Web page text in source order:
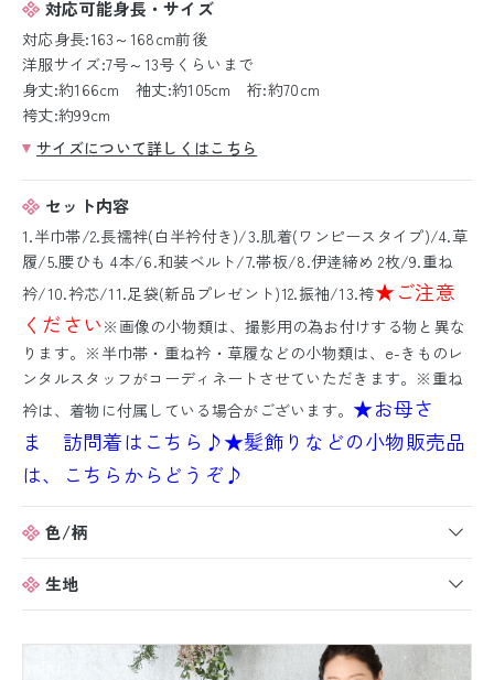
対応可能身長・サイズ
対応身長:163～168cm前後
洋服サイズ:7号～13号くらいまで
身丈:約166cm 袖丈:約105cm 裄:約70cm
袴丈:約99cm
サイズについて詳しくはこちら
セット内容
1.半巾帯/2.長襦袢(白半衿付き)/3.肌着(ワンピースタイプ)/4.草
履/5.腰ひも 4本/6.和装ベルト/7.帯板/8.伊逹締め 2枚/9.重ね
衿/10.衿芯/11.足袋(新品プレゼント)12.振袖/13.袴★ご注意
ください ※画像の小物類は、撮影用の為お付けする物と異な
ります。※半巾帯・重ね衿・草履などの小物類は、e-きものレ
ンタルスタッフがコーディネートさせていただきます。※重ね
衿は、着物に付属している場合がございます。★お母さ
ま 訪問着はこちら♪★髪飾りなどの小物販売品
は、こちらからどうぞ♪
色/柄
生地